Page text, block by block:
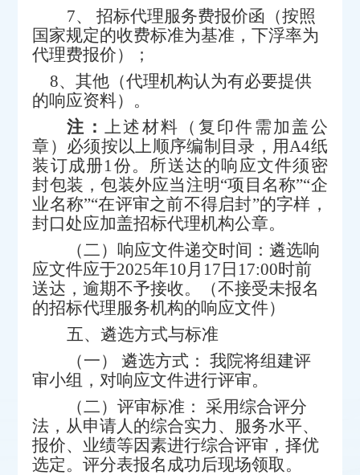
7、 招标代理服务费报价函 （按照
国家规定的收费标准为基准，下浮率为
代理费报价）
；
8、其他（代理机构认为有必要提供
的响应资料）。
注：
上述材料（复印件需加盖公
章）必须按以上顺序编制目录，用 A4纸
装订成册1 份。所送达的响应文件须密
封包装，包装外应当注明“项目名称”“企
业名称”“在评审之前不得启封”的字样，
封口处应加盖招标代理机构公章。
（二）响应文件递交时间：遴选响
应文件应于2025年10 月 17 日 17:00时前
送达，逾期不予接收。（不接受未报名
的招标代理服务机构的响应文件）
五、遴选方式与标准
（一） 遴选方式： 我院将组建评
审小组，对响应文件进行评审。
（二）评审标准：
采用综合评分
法，从申请人的综合实力、服务水平、
报价、 业绩等因素进行综合评审 ，择优
选定。评分表报名成功后现场领取。